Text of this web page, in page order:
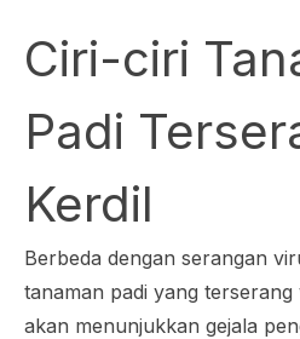
Ciri-ciri
Padi
Kerdil
Berbeda dengan serangan
tanaman padi yang
akan menunjukkan gejala